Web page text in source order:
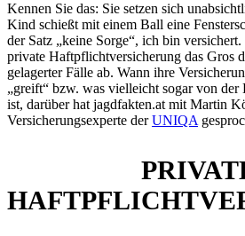
Kennen Sie das: Sie setzen sich
Kind schießt mit einem Ball eine
der Satz „keine Sorge“, ich bin
private Haftpflichtversicherung das Gros
gelagerter Fälle ab. Wann ihre
„greift“ bzw. was vielleicht sogar von
ist, darüber hat jagdfakten.at mit Martin
Versicherungsexperte derUNIQA